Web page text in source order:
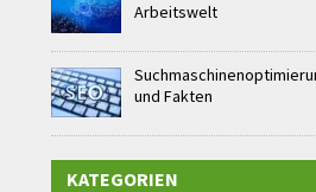
Arbeitswelt
und Fakten
KATEGORIEN